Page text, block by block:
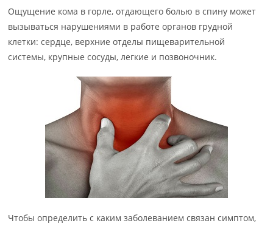
Ощущение кома в горле, отдающего болью в спину может
вызываться нарушениями в работе органов грудной
клетки: сердце, верхние отделы пищеварительной
системы, крупные сосуды, легкие и позвоночник.
Чтобы определить с каким заболеванием связан симптом,